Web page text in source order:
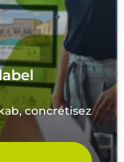
concrétisez